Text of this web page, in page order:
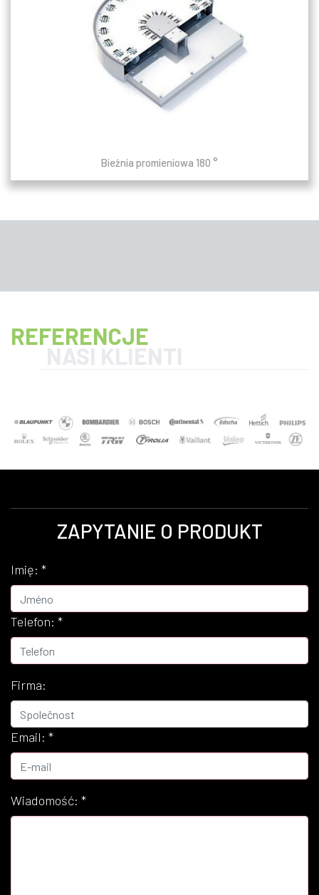
Bieżnia promieniowa 180 °
REFERENCJE
ZAPYTANIE O PRODUKT
Imię: *
Telefon: *
Firma:
Email: *
Wiadomość: *